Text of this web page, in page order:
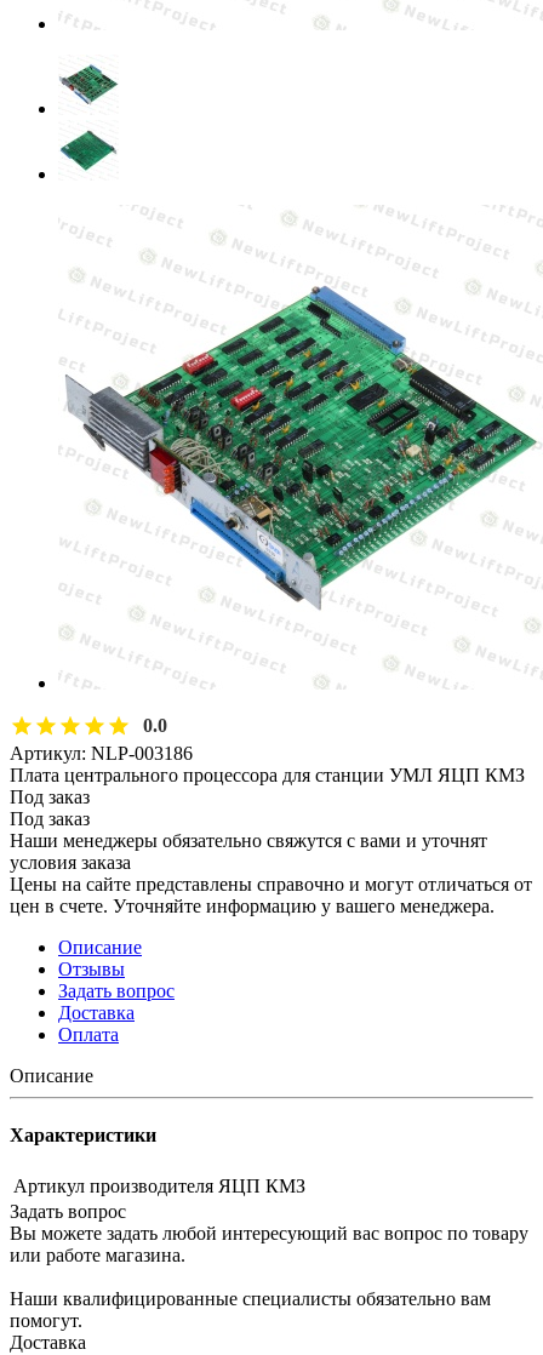
0.0
Артикул: NLP-003186
Плата центрального процессора для станции УМЛ ЯЦП КМЗ
Под заказ
Под заказ
Наши менеджеры обязательно свяжутся с вами и уточнят
условия заказа
Цены на сайте представлены справочно и могут отличаться от
цен в счете. Уточняйте информацию у вашего менеджера.
Описание
Отзывы
Задать вопрос
Доставка
Оплата
Описание
Характеристики
Артикул производителя ЯЦП КМЗ
Задать вопрос
Вы можете задать любой интересующий вас вопрос по товару
или работе магазина.
Наши квалифицированные специалисты обязательно вам
помогут.
Доставка